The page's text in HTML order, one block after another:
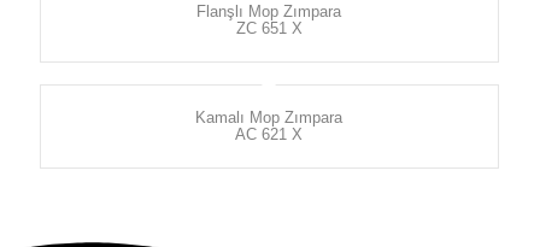
Flanşlı Mop Zımpara
ZC 651 X
Kamalı Mop Zımpara
AC 621 X